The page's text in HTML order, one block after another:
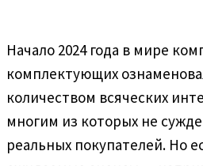
Начало 2024 года в мире
комплектующих
количеством всяческих
многим из которых не
реальных покупателей. Но